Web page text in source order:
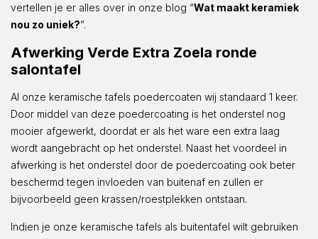
vertellen je er alles over in onze blog “Wat maakt keramiek
nou zo uniek?”.
Afwerking Verde Extra Zoela ronde
salontafel
Al onze keramische tafels poedercoaten wij standaard 1 keer.
Door middel van deze poedercoating is het onderstel nog
mooier afgewerkt, doordat er als het ware een extra laag
wordt aangebracht op het onderstel. Naast het voordeel in
afwerking is het onderstel door de poedercoating ook beter
beschermd tegen invloeden van buitenaf en zullen er
bijvoorbeeld geen krassen/roestplekken ontstaan.
Indien je onze keramische tafels als buitentafel wilt gebruiken